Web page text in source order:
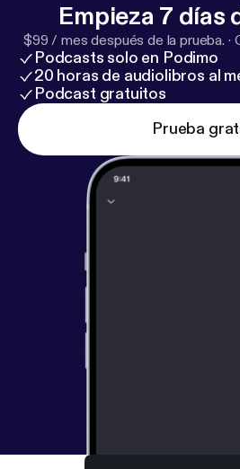
Empieza 7 días
$99 / mes después de la prueba. ·
Podcasts solo en Podimo
20 horas de audiolibros al
Podcast gratuitos
Prueba